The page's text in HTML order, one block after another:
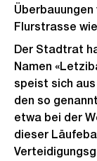
Flurstrasse
Der Stadtrat
Namen
speist sich
den so
etwa bei der
dieser